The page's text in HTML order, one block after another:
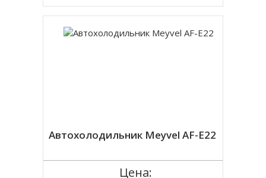
Автохолодильник Meyvel AF-E22
Цена: